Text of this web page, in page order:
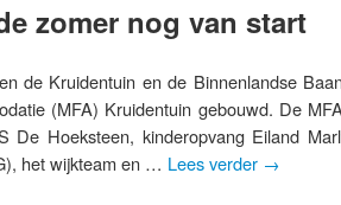
zomer nog van start
de Kruidentuin en de Binnenlandse
(MFA) Kruidentuin gebouwd. De
De Hoeksteen, kinderopvang Eiland
het wijkteam en … Lees verder →